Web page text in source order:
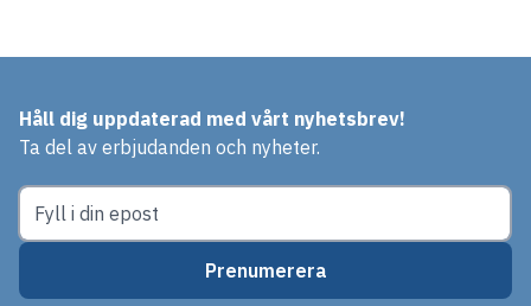
Håll dig uppdaterad med vårt nyhetsbrev!
Ta del av erbjudanden och nyheter.
Prenumerera